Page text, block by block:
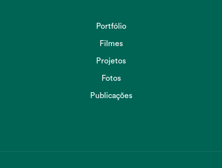
Portfólio
Filmes
Projetos
Fotos
Publicações